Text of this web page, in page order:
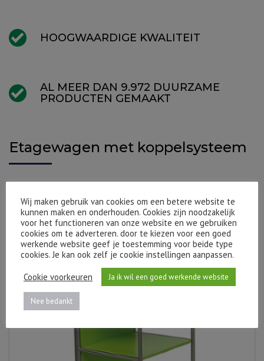
HOOGWAARDIGE KWALITEIT
AL MEER DAN 9.972 DUURZAME
PRODUCTEN GEMAAKT
Etagewagen met koppelsysteem
alles over het koppelsysteem
Wij maken gebruik van cookies om een betere website te
kunnen maken en onderhouden. Cookies zijn noodzakelijk
voor het functioneren van onze website en we gebruiken
cookies om te adverteren. door te kiezen voor een goed
werkende website geef je toestemming voor beide type
cookies. Je kan ook zelf je cookie instellingen aanpassen.
Cookie voorkeuren
Ja ik wil een goed werkende website
Nee bedankt